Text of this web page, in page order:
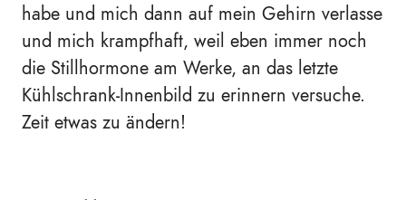
habe und mich dann auf mein Gehirn verlasse
und mich krampfhaft, weil eben immer noch
die Stillhormone am Werke, an das letzte
Kühlschrank-Innenbild zu erinnern versuche.
Zeit etwas zu ändern!